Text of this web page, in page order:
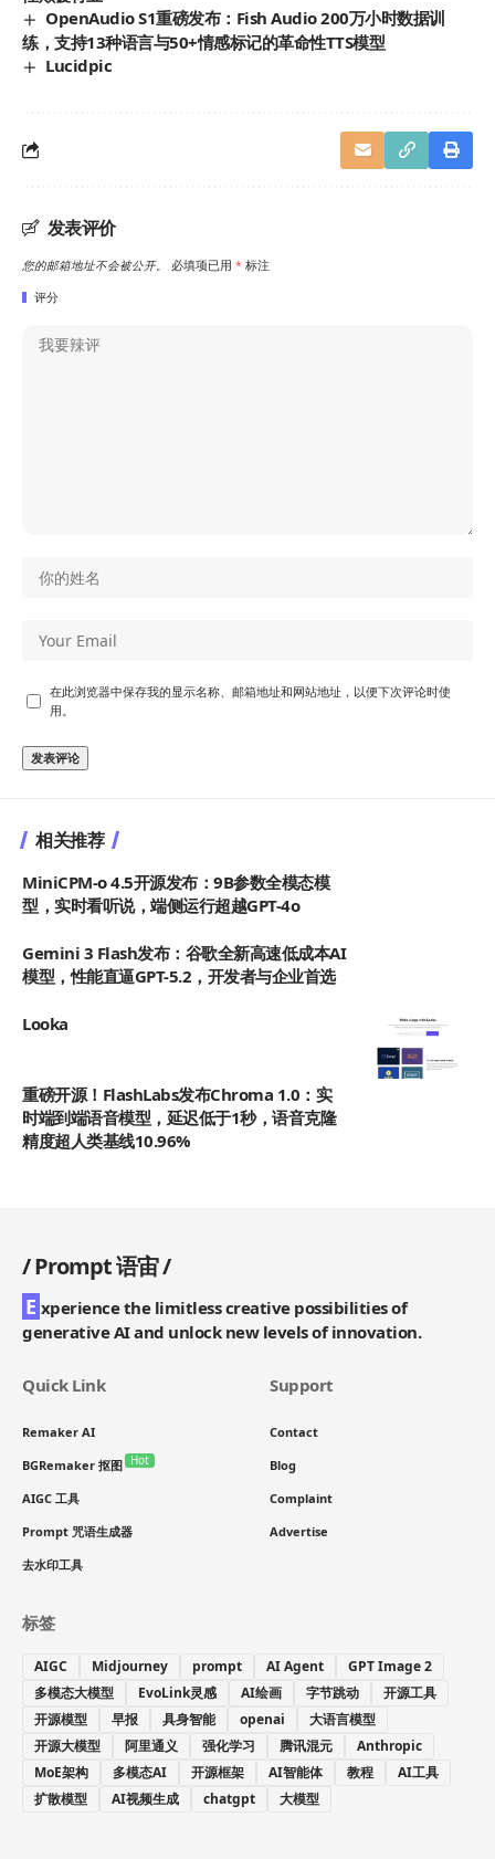
OpenAudio S1重磅发布：Fish Audio 200万小时数据训
练，支持13种语言与50+情感标记的革命性TTS模型
Lucidpic
发表评价
您的邮箱地址不会被公开。 必填项已用 * 标注
评分
在此浏览器中保存我的显示名称、邮箱地址和网站地址，以便下次评论时使
用。
相关推荐
MiniCPM-o 4.5开源发布：9B参数全模态模
型，实时看听说，端侧运行超越GPT-4o
Gemini 3 Flash发布：谷歌全新高速低成本AI
模型，性能直逼GPT-5.2，开发者与企业首选
Looka
重磅开源！FlashLabs发布Chroma 1.0：实
时端到端语音模型，延迟低于1秒，语音克隆
精度超人类基线10.96%
/Prompt 语宙/
E xperience the limitless creative possibilities of
generative AI and unlock new levels of innovation.
Quick Link
Remaker AI
BGRemaker 抠图 Hot
AIGC 工具
Prompt 咒语生成器
去水印工具
Support
Contact
Blog
Complaint
Advertise
标签
AIGC Midjourney prompt AI Agent
GPT Image 2
多模态大模型
EvoLink灵感 AI绘画 字节跳动
开源工具
开源模型
早报 具身智能 openai
大语言模型
开源大模型
阿里通义 强化学习 腾讯混元
Anthropic
MoE架构
多模态AI 开源框架 AI智能体 教程
AI工具
扩散模型
AI视频生成 chatgpt 大模型